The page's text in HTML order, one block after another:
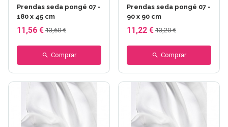
Prendas seda pongé 07 -
180 x 45 cm
11,56 € 13,60 €
Comprar
Prendas seda pongé 07 -
90 x 90 cm
11,22 € 13,20 €
Comprar